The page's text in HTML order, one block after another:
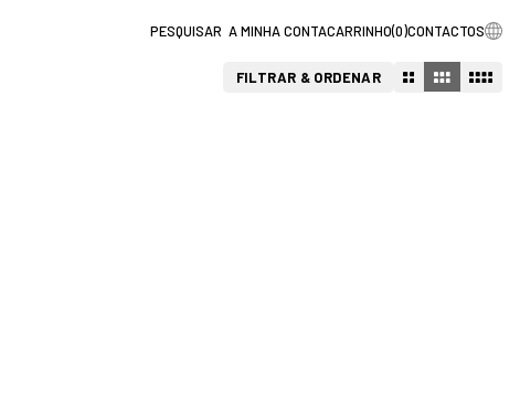
A MINHA CONTACARRINHO(0)CONTACTOS
FILTRAR & ORDENAR